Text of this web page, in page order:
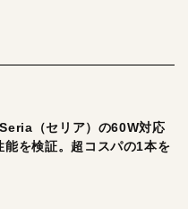
（セリア）の60W対応
を検証。超コスパの1本を